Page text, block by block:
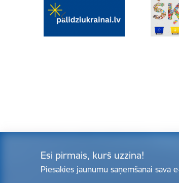
Esi pirmais, kurš uzzina!
Piesakies jaunumu saņemšanai savā